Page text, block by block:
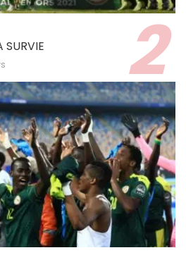
SURVIE